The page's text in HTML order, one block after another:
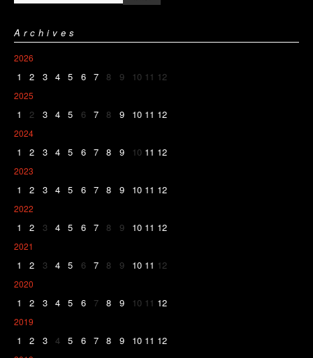
Archives
2026
1 2 3 4 5 6 7 8 9 10 11 12
2025
1 2 3 4 5 6 7 8 9 10 11 12
2024
1 2 3 4 5 6 7 8 9 10 11 12
2023
1 2 3 4 5 6 7 8 9 10 11 12
2022
1 2 3 4 5 6 7 8 9 10 11 12
2021
1 2 3 4 5 6 7 8 9 10 11 12
2020
1 2 3 4 5 6 7 8 9 10 11 12
2019
1 2 3 4 5 6 7 8 9 10 11 12